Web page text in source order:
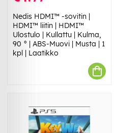
Nedis HDMI™ -sovitin |
HDMI™ liitin | HDMI™
Ulostulo | Kullattu | Kulma,
90 ° | ABS-Muovi | Musta | 1
kpl | Laatikko